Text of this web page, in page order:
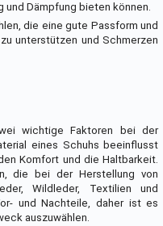
Dämpfung bieten können.
die eine gute Passform und
unterstützen und Schmerzen
wichtige Faktoren bei der
eines Schuhs beeinflusst
Komfort und die Haltbarkeit.
die bei der Herstellung von
Wildleder, Textilien und
und Nachteile, daher ist es
auszuwählen.